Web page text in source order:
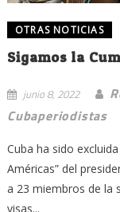
OTRAS NOTICIAS
Sigamos la
junio 8, 2022
Cubaperiodistas
Cuba ha sido
Américas” del
a 23 miembros de la
visas...